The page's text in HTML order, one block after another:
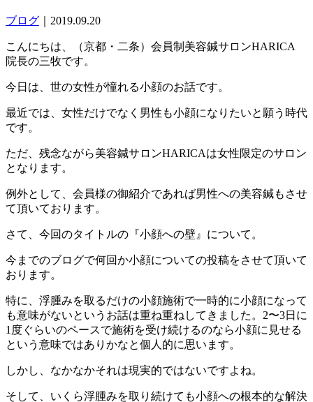
ブログ ｜2019.09.20
こんにちは、（京都・二条）会員制美容鍼サロンHARICA
院長の三牧です。
今日は、世の女性が憧れる小顔のお話です。
最近では、女性だけでなく男性も小顔になりたいと願う時代
です。
ただ、残念ながら美容鍼サロンHARICAは女性限定のサロン
となります。
例外として、会員様の御紹介であれば男性への美容鍼もさせ
て頂いております。
さて、今回のタイトルの『小顔への壁』について。
今までのブログで何回か小顔についての投稿をさせて頂いて
おります。
特に、浮腫みを取るだけの小顔施術で一時的に小顔になって
も意味がないというお話は重ね重ねしてきました。2〜3日に
1度ぐらいのペースで施術を受け続けるのなら小顔に見せる
という意味ではありかなと個人的に思います。
しかし、なかなかそれは現実的ではないですよね。
そして、いくら浮腫みを取り続けても小顔への根本的な解決